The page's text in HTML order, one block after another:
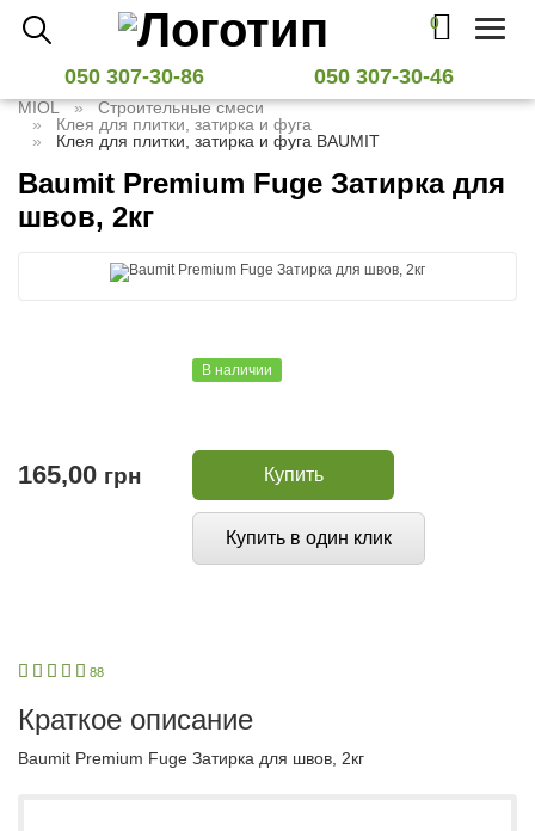
0
Toggle
050 307-30-86 050 307-30-46
MIOL
Строительные смеси
Клея для плитки, затирка и фуга
Клея для плитки, затирка и фуга BAUMIT
Baumit Premium Fuge Затирка для
швов, 2кг
В наличии
165,00 грн Купить
Купить в один клик
88
12345
Краткое описание
Baumit Premium Fuge Затирка для швов, 2кг